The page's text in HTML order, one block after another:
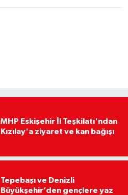
MHP Eskişehir İl Teşkilatı'ndan
Kızılay'a ziyaret ve kan bağışı
Tepebaşı ve Denizli
Büyükşehir’den gençlere yaz